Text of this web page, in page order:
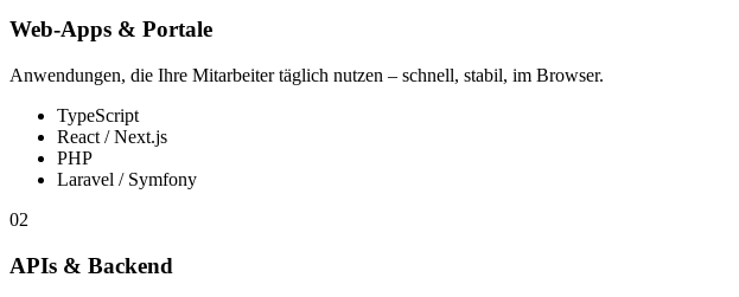
Web-Apps & Portale
Anwendungen, die Ihre Mitarbeiter täglich nutzen – schnell, stabil, im Browser.
TypeScript
React / Next.js
PHP
Laravel / Symfony
02
APIs & Backend